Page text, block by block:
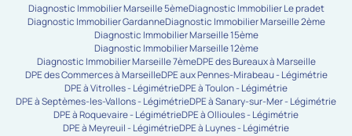
Diagnostic Immobilier Marseille 5èmeDiagnostic Immobilier Le pradet
Diagnostic Immobilier GardanneDiagnostic Immobilier Marseille 2ème
Diagnostic Immobilier Marseille 15ème
Diagnostic Immobilier Marseille 12ème
Diagnostic Immobilier Marseille 7èmeDPE des Bureaux à Marseille
DPE des Commerces à MarseilleDPE aux Pennes-Mirabeau - Légimétrie
DPE à Vitrolles - LégimétrieDPE à Toulon - Légimétrie
DPE à Septèmes-les-Vallons - LégimétrieDPE à Sanary-sur-Mer - Légimétrie
DPE à Roquevaire - LégimétrieDPE à Ollioules - Légimétrie
DPE à Meyreuil - LégimétrieDPE à Luynes - Légimétrie